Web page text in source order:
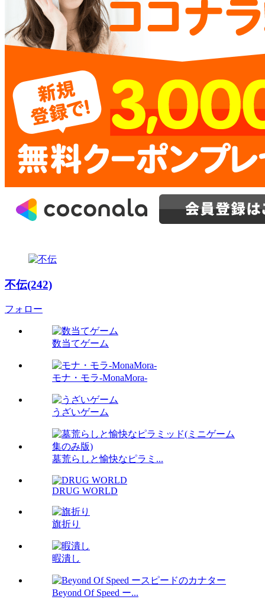
不伝(242)
フォロー
数当てゲーム
モナ・モラ-MonaMora-
うざいゲーム
墓荒らしと愉快なピラミ...
DRUG WORLD
旗折り
暇潰し
Beyond Of Speed ー...